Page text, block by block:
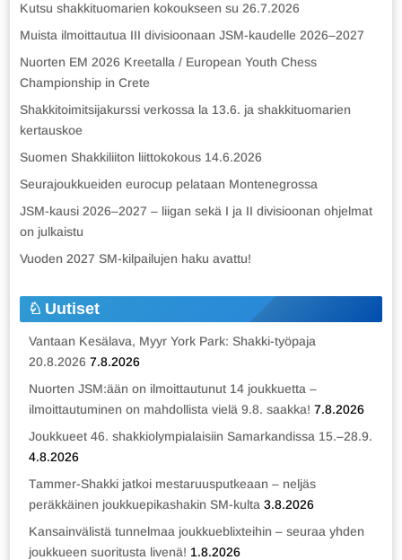
Kutsu shakkituomarien kokoukseen su 26.7.2026
Muista ilmoittautua III divisioonaan JSM-kaudelle 2026–2027
Nuorten EM 2026 Kreetalla / European Youth Chess
Championship in Crete
Shakkitoimitsijakurssi verkossa la 13.6. ja shakkituomarien
kertauskoe
Suomen Shakkiliiton liittokokous 14.6.2026
Seurajoukkueiden eurocup pelataan Montenegrossa
JSM-kausi 2026–2027 – liigan sekä I ja II divisioonan ohjelmat
on julkaistu
Vuoden 2027 SM-kilpailujen haku avattu!
Uutiset
Vantaan Kesälava, Myyr York Park: Shakki-työpaja
20.8.2026 7.8.2026
Nuorten JSM:ään on ilmoittautunut 14 joukkuetta –
ilmoittautuminen on mahdollista vielä 9.8. saakka! 7.8.2026
Joukkueet 46. shakkiolympialaisiin Samarkandissa 15.–28.9.
4.8.2026
Tammer-Shakki jatkoi mestaruusputkeaan – neljäs
peräkkäinen joukkuepikashakin SM-kulta 3.8.2026
Kansainvälistä tunnelmaa joukkueblixteihin – seuraa yhden
joukkueen suoritusta livenä! 1.8.2026